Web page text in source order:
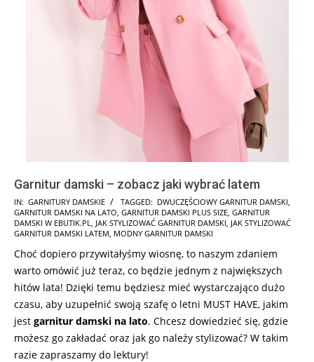
Garnitur damski – zobacz jaki wybrać latem
2026-
05-
14
IN: GARNITURY DAMSKIE TAGGED: DWUCZĘŚCIOWY GARNITUR DAMSKI,
GARNITUR DAMSKI NA LATO, GARNITUR DAMSKI PLUS SIZE, GARNITUR
DAMSKI W EBUTIK.PL, JAK STYLIZOWAĆ GARNITUR DAMSKI, JAK STYLIZOWAĆ
GARNITUR DAMSKI LATEM, MODNY GARNITUR DAMSKI
Choć dopiero przywitałyśmy wiosnę, to naszym zdaniem
warto omówić już teraz, co będzie jednym z największych
hitów lata! Dzięki temu będziesz mieć wystarczająco dużo
czasu, aby uzupełnić swoją szafę o letni MUST HAVE, jakim
jest garnitur damski na lato. Chcesz dowiedzieć się, gdzie
możesz go zakładać oraz jak go należy stylizować? W takim
razie zapraszamy do lektury!